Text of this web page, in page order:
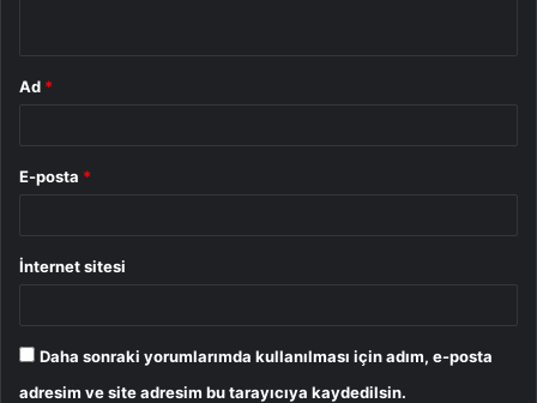
Ad *
E-posta *
İnternet sitesi
Daha sonraki yorumlarımda kullanılması için adım, e-posta
adresim ve site adresim bu tarayıcıya kaydedilsin.